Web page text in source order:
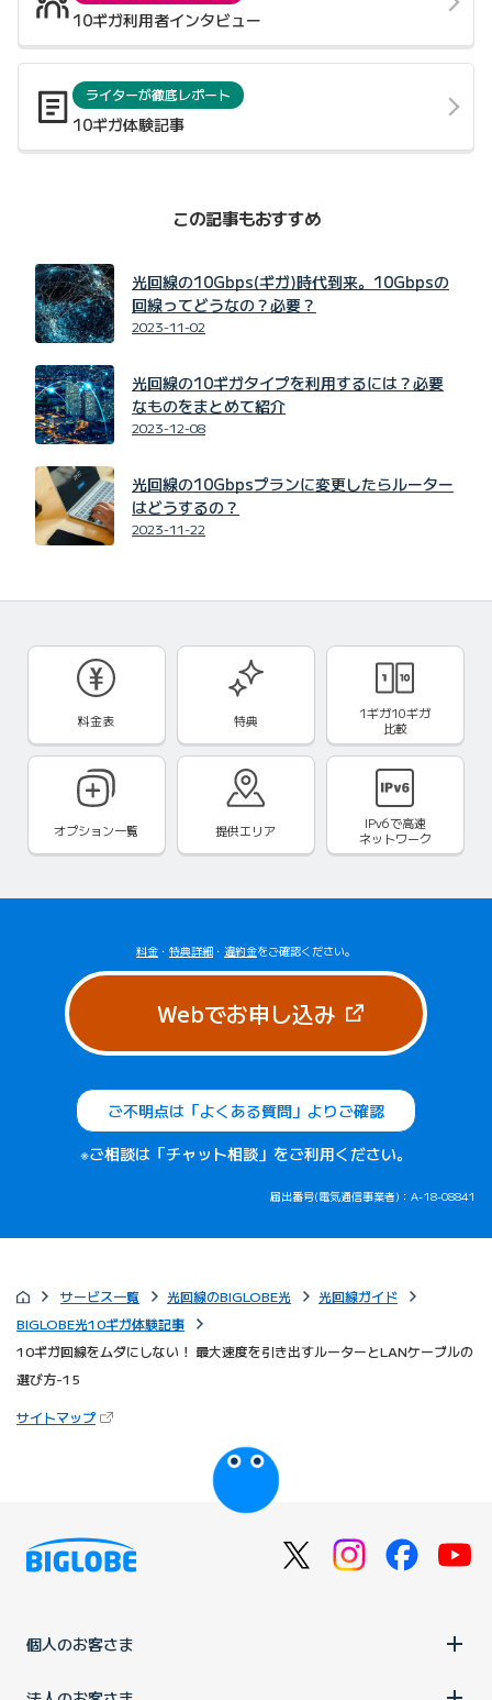
10ギガ利用者インタビュー
ライターが徹底レポート
10ギガ体験記事
この記事もおすすめ
光回線の10Gbps(ギガ)時代到来。10Gbpsの
回線ってどうなの？必要？
2023-11-02
光回線の10ギガタイプを利用するには？必要
なものをまとめて紹介
2023-12-08
光回線の10Gbpsプランに変更したらルーター
はどうするの？
2023-11-22
料金表 特典
1ギガ10ギガ
比較
オプション一覧 提供エリア IPv6で高速
ネットワーク
料金 ・ 特典詳細 ・ 違約金をご確認ください。
Webでお申し込み（新しいタブ
ご不明点は「よくある質問」よりご確認
※ご相談は「チャット相談」をご利用ください。
届出番号(電気通信事業者)：A-18-08841
サービス一覧 光回線のBIGLOBE光
光回線ガイド
BIGLOBE光10ギガ体験記事
10ギガ回線をムダにしない！ 最大速度を引き出すルーターとLANケーブルの
選び方-15
サイトマップ（新しいタブで開きます）
びっぷるのページ
個人のお客さま